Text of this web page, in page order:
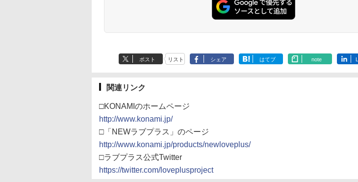
ポスト リスト シェア はてブ note
関連リンク
□KONAMIのホームページ
http://www.konami.jp/
□「NEWラブプラス」のページ
http://www.konami.jp/products/newloveplus/
□ラブプラス公式Twitter
https://twitter.com/loveplusproject